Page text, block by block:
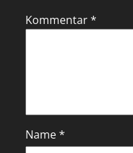
Kommentar*
Name*